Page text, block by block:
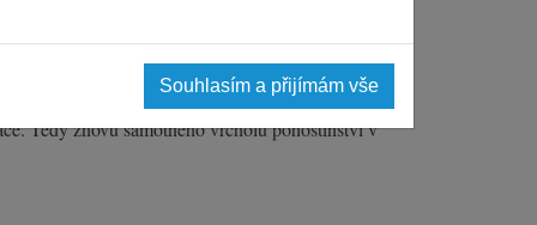
Všichni, kdo tam pracovali, byli v oboru
Tedy znovu samotného vrcholu pohostinství v
Souhlasím a přijímám vše